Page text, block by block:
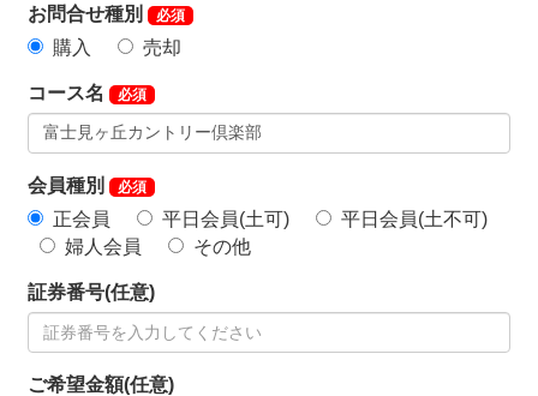
お問合せ種別 必須
購入 売却
コース名 必須
会員種別 必須
正会員 平日会員(土可)
平日会員(土不可)
婦人会員
その他
証券番号(任意)
ご希望金額(任意)